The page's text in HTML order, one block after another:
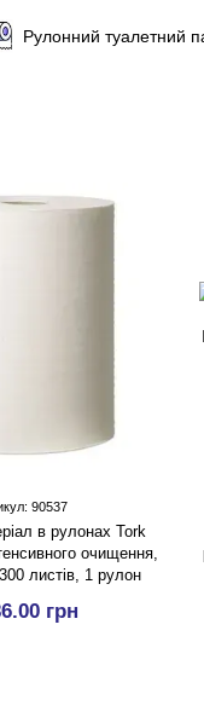
Рулонний туалетний
90537
в рулонах Tork
очищення,
листів, 1 рулон
грн